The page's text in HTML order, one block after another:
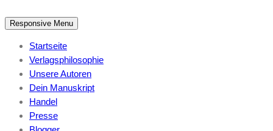
Responsive Menu
Startseite
Verlagsphilosophie
Unsere Autoren
Dein Manuskript
Handel
Presse